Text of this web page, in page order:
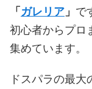
「ガレリア 」 で
初心者からプロ
集めています。
ドスパラの最大